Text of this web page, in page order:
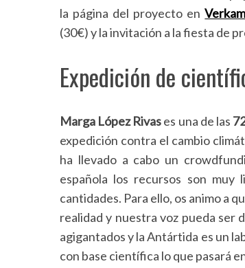
la página del proyecto en
(30€) y la invitación a la fiesta de
Expedición de
Marga López Rivases una de las
expedición contra el cambio
ha llevado a cabo un
española los recursos son
cantidades. Para ello, os animo a
realidad y nuestra voz pueda ser
agigantados y la Antártida es un
con base científica lo que pasará
S
r